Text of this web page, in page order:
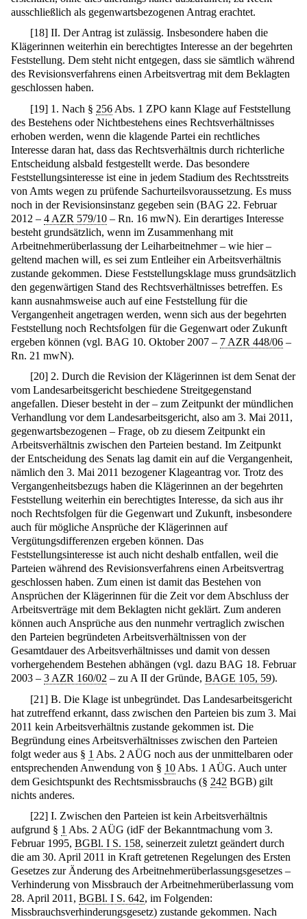
ausschließlich als gegenwartsbezogenen Antrag erachtet.
[18] II. Der Antrag ist zulässig. Insbesondere haben die
Klägerinnen weiterhin ein berechtigtes Interesse an der begehrten
Feststellung. Dem steht nicht entgegen, dass sie sämtlich während
des Revisionsverfahrens einen Arbeitsvertrag mit dem Beklagten
geschlossen haben.
[19] 1. Nach § 256 Abs. 1 ZPO kann Klage auf Feststellung
des Bestehens oder Nichtbestehens eines Rechtsverhältnisses
erhoben werden, wenn die klagende Partei ein rechtliches
Interesse daran hat, dass das Rechtsverhältnis durch richterliche
Entscheidung alsbald festgestellt werde. Das besondere
Feststellungsinteresse ist eine in jedem Stadium des Rechtsstreits
von Amts wegen zu prüfende Sachurteilsvoraussetzung. Es muss
noch in der Revisionsinstanz gegeben sein (BAG 22. Februar
2012 – 4 AZR 579/10 – Rn. 16 mwN). Ein derartiges Interesse
besteht grundsätzlich, wenn im Zusammenhang mit
Arbeitnehmerüberlassung der Leiharbeitnehmer – wie hier –
geltend machen will, es sei zum Entleiher ein Arbeitsverhältnis
zustande gekommen. Diese Feststellungsklage muss grundsätzlich
den gegenwärtigen Stand des Rechtsverhältnisses betreffen. Es
kann ausnahmsweise auch auf eine Feststellung für die
Vergangenheit angetragen werden, wenn sich aus der begehrten
Feststellung noch Rechtsfolgen für die Gegenwart oder Zukunft
ergeben können (vgl. BAG 10. Oktober 2007 – 7 AZR 448/06 –
Rn. 21 mwN).
[20] 2. Durch die Revision der Klägerinnen ist dem Senat der
vom Landesarbeitsgericht beschiedene Streitgegenstand
angefallen. Dieser besteht in der – zum Zeitpunkt der mündlichen
Verhandlung vor dem Landesarbeitsgericht, also am 3. Mai 2011,
gegenwartsbezogenen – Frage, ob zu diesem Zeitpunkt ein
Arbeitsverhältnis zwischen den Parteien bestand. Im Zeitpunkt
der Entscheidung des Senats lag damit ein auf die Vergangenheit,
nämlich den 3. Mai 2011 bezogener Klageantrag vor. Trotz des
Vergangenheitsbezugs haben die Klägerinnen an der begehrten
Feststellung weiterhin ein berechtigtes Interesse, da sich aus ihr
noch Rechtsfolgen für die Gegenwart und Zukunft, insbesondere
auch für mögliche Ansprüche der Klägerinnen auf
Vergütungsdifferenzen ergeben können. Das
Feststellungsinteresse ist auch nicht deshalb entfallen, weil die
Parteien während des Revisionsverfahrens einen Arbeitsvertrag
geschlossen haben. Zum einen ist damit das Bestehen von
Ansprüchen der Klägerinnen für die Zeit vor dem Abschluss der
Arbeitsverträge mit dem Beklagten nicht geklärt. Zum anderen
können auch Ansprüche aus den nunmehr vertraglich zwischen
den Parteien begründeten Arbeitsverhältnissen von der
Gesamtdauer des Arbeitsverhältnisses und damit von dessen
vorhergehendem Bestehen abhängen (vgl. dazu BAG 18. Februar
2003 – 3 AZR 160/02 – zu A II der Gründe, BAGE 105, 59).
[21] B. Die Klage ist unbegründet. Das Landesarbeitsgericht
hat zutreffend erkannt, dass zwischen den Parteien bis zum 3. Mai
2011 kein Arbeitsverhältnis zustande gekommen ist. Die
Begründung eines Arbeitsverhältnisses zwischen den Parteien
folgt weder aus § 1 Abs. 2 AÜG noch aus der unmittelbaren oder
entsprechenden Anwendung von § 10 Abs. 1 AÜG. Auch unter
dem Gesichtspunkt des Rechtsmissbrauchs (§ 242 BGB) gilt
nichts anderes.
[22] I. Zwischen den Parteien ist kein Arbeitsverhältnis
aufgrund § 1 Abs. 2 AÜG (idF der Bekanntmachung vom 3.
Februar 1995, BGBl. I S. 158, seinerzeit zuletzt geändert durch
die am 30. April 2011 in Kraft getretenen Regelungen des Ersten
Gesetzes zur Änderung des Arbeitnehmerüberlassungsgesetzes –
Verhinderung von Missbrauch der Arbeitnehmerüberlassung vom
28. April 2011, BGBl. I S. 642, im Folgenden:
Missbrauchsverhinderungsgesetz) zustande gekommen. Nach